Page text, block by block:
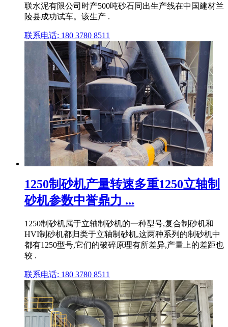
联水泥有限公司时产500吨砂石同出生产线在中国建材兰
陵县成功试车。该生产 .
联系电话: 180 3780 8511
1250制砂机产量转速多重1250立轴制
砂机参数中誉鼎力 ...
1250制砂机属于立轴制砂机的一种型号,复合制砂机和
HVI制砂机都归类于立轴制砂机,这两种系列的制砂机中
都有1250型号,它们的破碎原理有所差异,产量上的差距也
较 .
联系电话: 180 3780 8511